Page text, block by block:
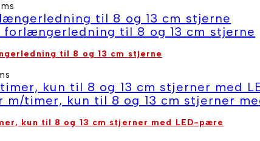
til 8 og 13 cm stjerne
kun til 8 og 13 cm stjerner med LED-pære